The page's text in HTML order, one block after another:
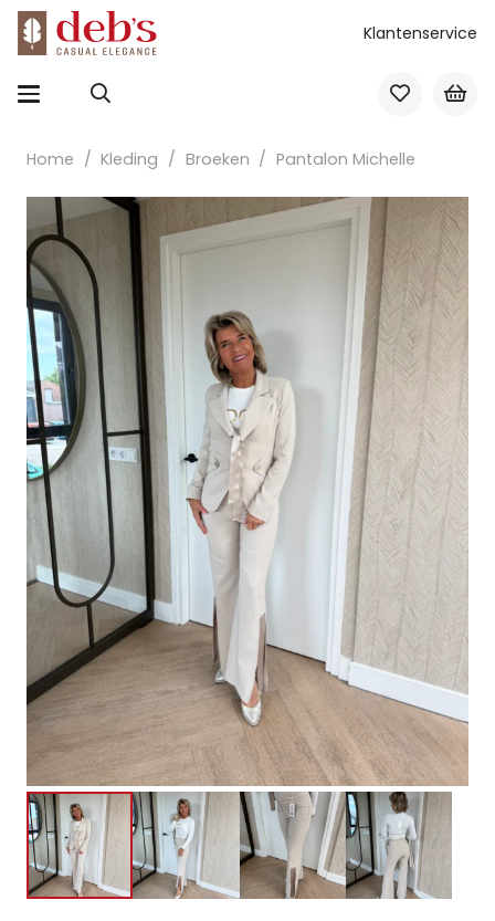
Klantenservice
Home / Kleding / Broeken / Pantalon Michelle